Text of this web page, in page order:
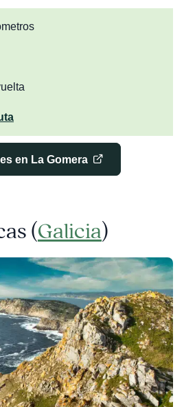
en La Gomera
(Galicia)